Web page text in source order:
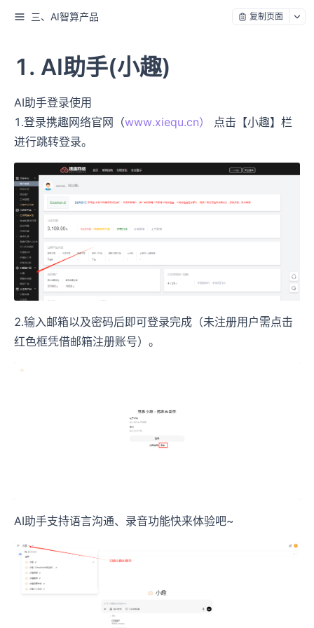
三、AI智算产品 复制页面
1. AI助手(小趣)
AI助手登录使用
1.登录携趣网络官网（www.xiequ.cn）
点击【小趣】栏
进行跳转登录。
2.输入邮箱以及密码后即可登录完成（未注册用户需点击
红色框凭借邮箱注册账号）。
AI助手支持语言沟通、录音功能快来体验吧~